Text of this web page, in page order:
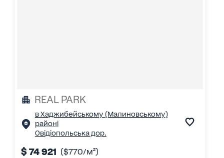
REAL PARK
в Хаджибейському (Малиновському)
районі
Овідіопольська дор.
$ 74 921 ($770/м²)